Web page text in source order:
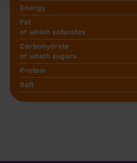
Energy
Fat
of which saturates
Carbohydrate
of which sugars
Protein
Salt